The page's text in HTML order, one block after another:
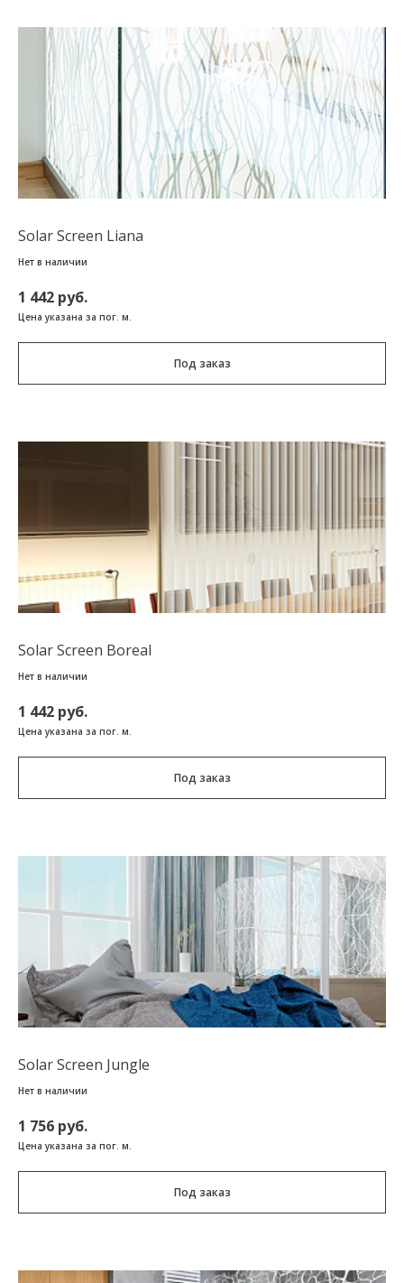
Solar Screen Liana
Нет в наличии
1 442 руб.
Цена указана за пог. м.
Под заказ
Solar Screen Boreal
Нет в наличии
1 442 руб.
Цена указана за пог. м.
Под заказ
Solar Screen Jungle
Нет в наличии
1 756 руб.
Цена указана за пог. м.
Под заказ